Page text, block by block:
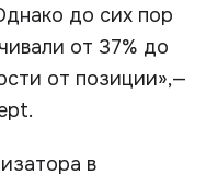
до сих пор
от 37% до
от позиции»,—
в